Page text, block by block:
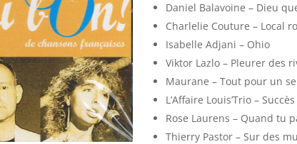
Daniel Balavoine – Dieu
Charlelie Couture – Local
Isabelle Adjani – Ohio
Viktor Lazlo – Pleurer des
Maurane – Tout pour un
L’Affaire Louis’Trio –
Rose Laurens – Quand tu
Thierry Pastor – Sur des